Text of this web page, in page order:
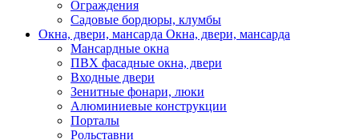
Ограждения
Садовые бордюры, клумбы
Окна, двери, мансарда Окна, двери, мансарда
Мансардные окна
ПВХ фасадные окна, двери
Входные двери
Зенитные фонари, люки
Алюминиевые конструкции
Порталы
Рольставни